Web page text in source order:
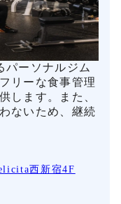
パーソナルジム
リーな食事管理
します。また、
ないため、継続
西新宿4F